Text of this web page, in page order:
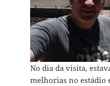
No dia da visita,
melhorias no estádio